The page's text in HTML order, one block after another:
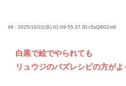
46 : 2025/10/22(水) 01:09:55.37 ID:c5sQ9G2m0
白黒で絵でやられても
リュウジのバズレシピの方が